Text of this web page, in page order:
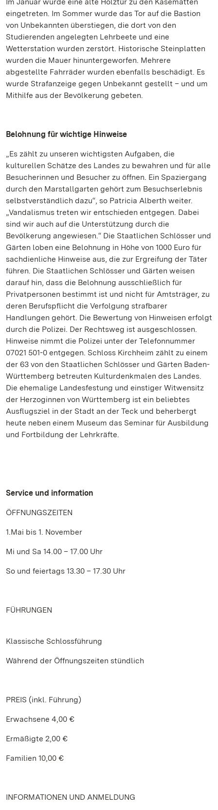
eingetreten. Im Sommer wurde das Tor auf die Bastion
von Unbekannten überstiegen, die dort von den
Studierenden angelegten Lehrbeete und eine
Wetterstation wurden zerstört. Historische Steinplatten
wurden die Mauer hinuntergeworfen. Mehrere
abgestellte Fahrräder wurden ebenfalls beschädigt. Es
wurde Strafanzeige gegen Unbekannt gestellt – und um
Mithilfe aus der Bevölkerung gebeten.
Belohnung für wichtige Hinweise
„Es zählt zu unseren wichtigsten Aufgaben, die
kulturellen Schätze des Landes zu bewahren und für alle
Besucherinnen und Besucher zu öffnen. Ein Spaziergang
durch den Marstallgarten gehört zum Besuchserlebnis
selbstverständlich dazu“, so Patricia Alberth weiter.
„Vandalismus treten wir entschieden entgegen. Dabei
sind wir auch auf die Unterstützung durch die
Bevölkerung angewiesen.“ Die Staatlichen Schlösser und
Gärten loben eine Belohnung in Höhe von 1000 Euro für
sachdienliche Hinweise aus, die zur Ergreifung der Täter
führen. Die Staatlichen Schlösser und Gärten weisen
darauf hin, dass die Belohnung ausschließlich für
Privatpersonen bestimmt ist und nicht für Amtsträger, zu
deren Berufspflicht die Verfolgung strafbarer
Handlungen gehört. Die Bewertung von Hinweisen erfolgt
durch die Polizei. Der Rechtsweg ist ausgeschlossen.
Hinweise nimmt die Polizei unter der Telefonnummer
07021 501-0 entgegen. Schloss Kirchheim zählt zu einem
der 63 von den Staatlichen Schlösser und Gärten Baden-
Württemberg betreuten Kulturdenkmalen des Landes.
Die ehemalige Landesfestung und einstiger Witwensitz
der Herzoginnen von Württemberg ist ein beliebtes
Ausflugsziel in der Stadt an der Teck und beherbergt
heute neben einem Museum das Seminar für Ausbildung
und Fortbildung der Lehrkräfte.
Service und information
ÖFFNUNGSZEITEN
1.Mai bis 1. November
Mi und Sa 14.00 – 17.00 Uhr
So und feiertags 13.30 – 17.30 Uhr
FÜHRUNGEN
Klassische Schlossführung
Während der Öffnungszeiten stündlich
PREIS (inkl. Führung)
Erwachsene 4,00 €
Ermäßigte 2,00 €
Familien 10,00 €
INFORMATIONEN UND ANMELDUNG